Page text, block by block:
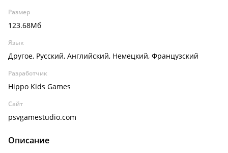
Размер
123.68Мб
Язык
Другое, Русский, Английский, Немецкий, Французский
Разработчик
Hippo Kids Games
Сайт
psvgamestudio.com
Описание